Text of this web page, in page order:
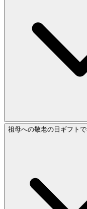
祖母への敬老の日ギフト